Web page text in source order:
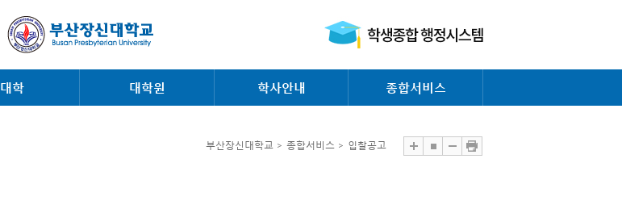
대학 대학원 학사안내 종합서비스
부산장신대학교 > 종합서비스 > 입찰공고